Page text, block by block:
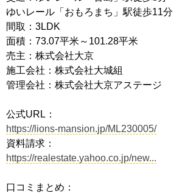
ゆいレール「おもろまち」駅徒歩11分
間取：3LDK
面積：73.07平米～101.28平米
売主：株式会社大京
施工会社：株式会社大城組
管理会社：株式会社大京アステージ
公式URL：
https://lions-mansion.jp/ML230005/
資料請求：
https://realestate.yahoo.co.jp/new...
口コミまとめ：